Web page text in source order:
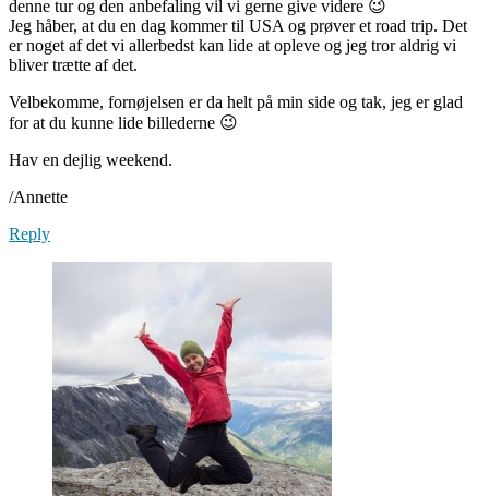
denne tur og den anbefaling vil vi gerne give videre 😉
Jeg håber, at du en dag kommer til USA og prøver et road trip. Det
er noget af det vi allerbedst kan lide at opleve og jeg tror aldrig vi
bliver trætte af det.
Velbekomme, fornøjelsen er da helt på min side og tak, jeg er glad
for at du kunne lide billederne 😉
Hav en dejlig weekend.
/Annette
Reply